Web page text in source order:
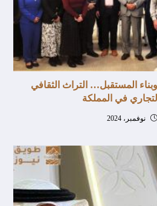
المستقبل… التراث الثقافي
في المملكة